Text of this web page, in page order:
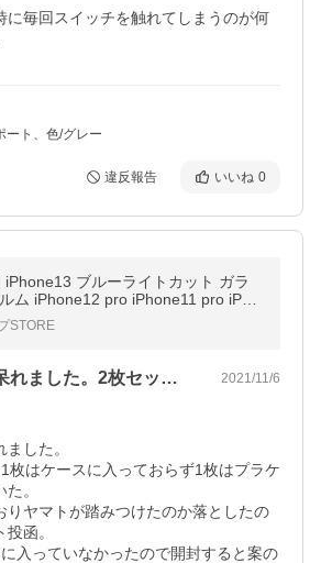
に毎回スイッチを触れてしまうのが何
ト、色/グレー
違反報告 いいね 0
iPhone13 ブルーライトカット ガラ
ム iPhone12 pro iPhone11 pro iPho
XR Xs フィルム HUAWEI P30 P
lite 3
STORE
ずさんな梱包で呆れました。2枚セットで… 2021/11/6
した。
枚はケースに入っておらず1枚はプラケ
。
りヤマトが踏みつけたのか落としたの
函。
入っていなかったので開封すると案の